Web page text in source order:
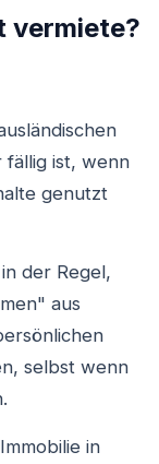
vermiete?
fällig ist, wenn
genutzt
der Regel,
aus
selbst wenn
in